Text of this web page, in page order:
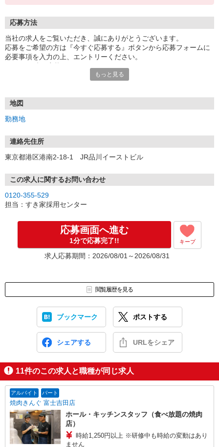
応募方法
当社の求人をご覧いただき、誠にありがとうございます。
応募をご希望の方は『今すぐ応募する』ボタンから応募フォームに
必要事項を入力の上、エントリーください。
号」など
もっと見る
地図
勤務地
連絡先住所
東京都港区港南2-18-1 JR品川イーストビル
この求人に関するお問い合わせ
0120-355-529
担当：すき家採用センター
応募画面へ進む
1分で応募完了!! キープ
求人応募期間：2026/08/01～2026/08/31
閲覧履歴を見る
ブックマーク ポストする
シェアする URLをシェア
11件のこの求人と職種が同じ求人
アルバイト パート
焼肉きんぐ 富士吉田店
ホール・キッチンスタッフ（食べ放題の焼肉
店）
時給1,250円以上 ※研修中も時給の変動はあり
ません